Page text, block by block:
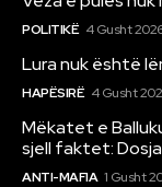
POLITIKË 4 Gusht
Lura nuk është
HAPËSIRË 4 Gusht
Mëkatet e
sjell faktet:
ANTI-MAFIA 1 Gusht